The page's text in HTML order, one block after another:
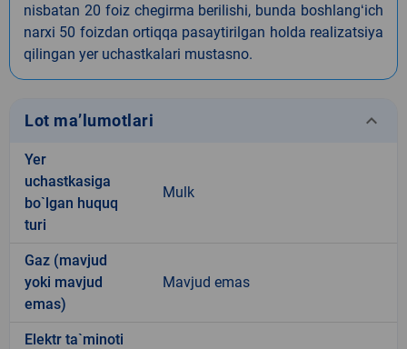
nisbatan 20 foiz chegirma berilishi, bunda boshlangʻich
narxi 50 foizdan ortiqqa pasaytirilgan holda realizatsiya
qilingan yer uchastkalari mustasno.
Lot ma’lumotlari keyboard_arrow_down
Yer
uchastkasiga
bo`lgan huquq
turi
Mulk
Gaz (mavjud
yoki mavjud
emas)
Mavjud emas
Elektr ta`minoti